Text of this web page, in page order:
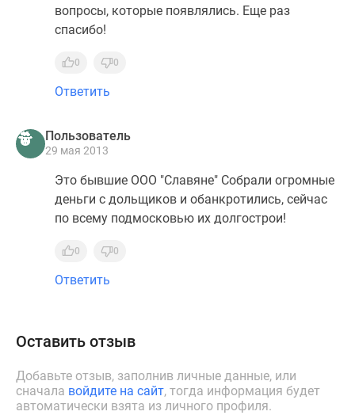
вопросы, которые появлялись. Еще раз
спасибо!
0 0
Ответить
Пользователь
29 мая 2013
Это бывшие ООО "Славяне" Собрали огромные
деньги с дольщиков и обанкротились, сейчас
по всему подмосковью их долгострои!
0 0
Ответить
Оставить отзыв
Добавьте отзыв, заполнив личные данные, или
сначала войдите на сайт, тогда информация будет
автоматически взята из личного профиля.